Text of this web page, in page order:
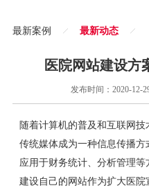
最新案例 最新动态
医院网站建设方
发布时间：2020-12-
随着计算机的普及和互联网
传统媒体成为一种信息传播
应用于财务统计、分析管理
建设自己的网站作为扩大医